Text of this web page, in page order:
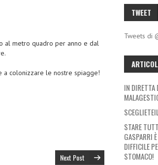
al metro quadro per anno e dal
.
a colonizzare le nostre spiagge!
Next Post
TWEET
Tweets di
IN DIRETTA
STARE
GASPARRI
DIFFICILE
STOMACO!